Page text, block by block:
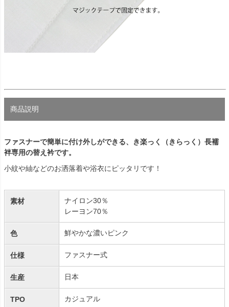
商品説明
ファスナーで簡単に付け外しができる、き楽っく（きらっく）長襦
袢専用の替え衿です。
小紋や紬などのお洒落着や浴衣にピッタリです！
素材
ナイロン30％
レーヨン70％
色 鮮やかな濃いピンク
仕様 ファスナー式
生産 日本
TPO カジュアル